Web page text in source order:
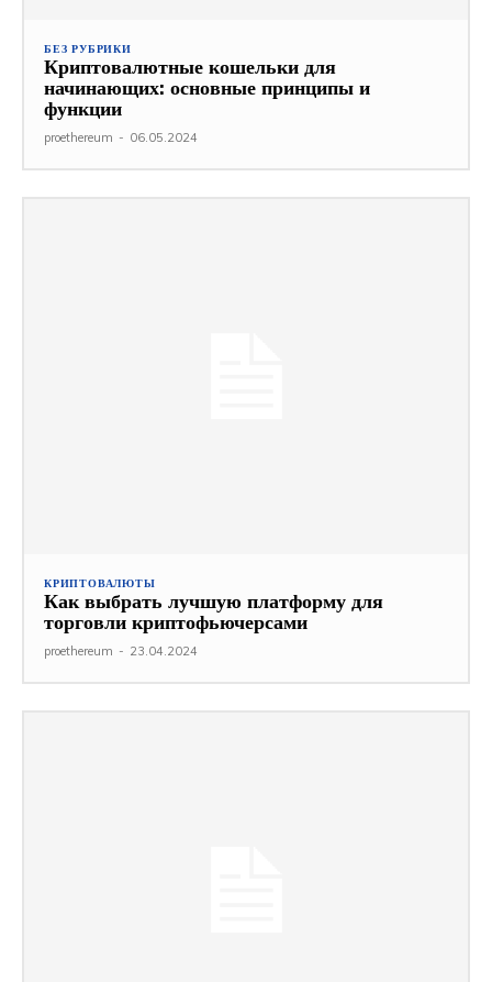
БЕЗ РУБРИКИ
Криптовалютные кошельки для
начинающих: основные принципы и
функции
proethereum - 06.05.2024
КРИПТОВАЛЮТЫ
Как выбрать лучшую платформу для
торговли криптофьючерсами
proethereum - 23.04.2024